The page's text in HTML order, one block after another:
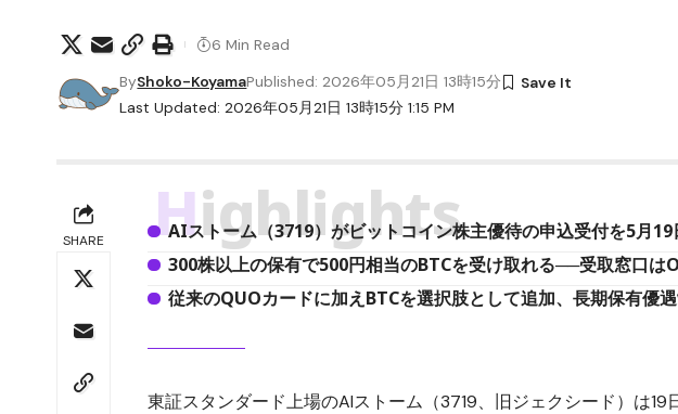
Last Updated: 2026年05月21日 13時15分 1:15 PM
ByShoko-KoyamaPublished: 2026年05月21日 13時15分
6 Min Read
SHARE Highlights
AIストーム（3719）がビットコイン株主優待の申込受付を5月
300株以上の保有で500円相当のBTCを受け取れる──受取窓口は
従来のQUOカードに加えBTCを選択肢として追加、長期保有優
東証スタンダード上場のAIストーム（3719、旧ジェクシード）は